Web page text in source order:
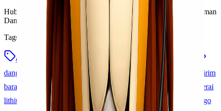
Hubungi tim Lionel Express untuk konsultasi kebutuhan pengiriman
Dangerous Goods dan special cargo.
Tags
cargo b2b lionel express
cargo udara dangerous goods
dangerous goods freighter
freighter cargo indonesia
jasa kirim
barang dg
lionel express dangerous goods
pengiriman baterai
lithium
pengiriman dg via freighter
pengiriman special cargo